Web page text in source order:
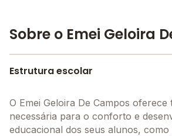
Sobre o Emei Geloira
Estrutura escolar
O Emei Geloira De Campos
necessária para o conforto e
educacional dos seus alunos,